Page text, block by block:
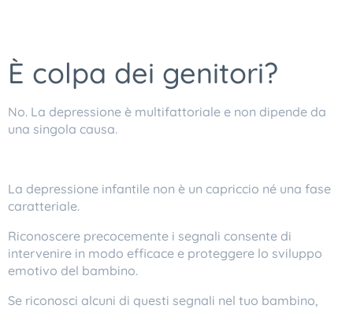
È colpa dei genitori?
No. La depressione è multifattoriale e non dipende da
una singola causa.
La depressione infantile non è un capriccio né una fase
caratteriale.
Riconoscere precocemente i segnali consente di
intervenire in modo efficace e proteggere lo sviluppo
emotivo del bambino.
Se riconosci alcuni di questi segnali nel tuo bambino,